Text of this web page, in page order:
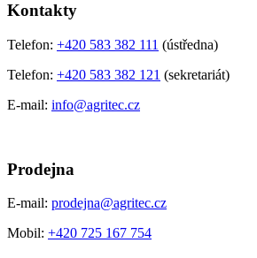
Kontakty
Telefon: +420 583 382 111 (ústředna)
Telefon: +420 583 382 121 (sekretariát)
E-mail: info@agritec.cz
Prodejna
E-mail: prodejna@agritec.cz
Mobil: +420 725 167 754